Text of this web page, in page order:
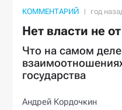
КОММЕНТАРИЙ
Нет власти не
Что на самом
государства
Андрей Кордочкин